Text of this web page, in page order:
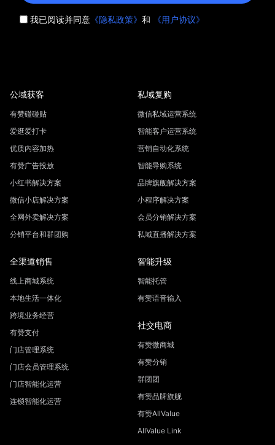
我已阅读并同意 《隐私政策》 和 《用户协议》
公域获客
有赞碰碰贴
爱逛爱打卡
优质内容加热
有赞广告投放
小红书解决方案
微信小店解决方案
全网外卖解决方案
分销平台和群团购
私域复购
微信私域运营系统
智能客户运营系统
营销自动化系统
智能导购系统
品牌旗舰解决方案
小程序解决方案
会员分销解决方案
私域直播解决方案
全渠道销售
线上商城系统
本地生活一体化
跨境业务经营
有赞支付
门店管理系统
门店会员管理系统
门店智能化运营
连锁智能化运营
智能升级
智能托管
有赞语音输入
社交电商
有赞微商城
有赞分销
群团团
有赞品牌旗舰
有赞AllValue
AllValue Link